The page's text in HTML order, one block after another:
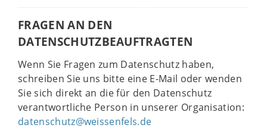
FRAGEN AN DEN
DATENSCHUTZBEAUFTRAGTEN
Wenn Sie Fragen zum Datenschutz haben,
schreiben Sie uns bitte eine E-Mail oder wenden
Sie sich direkt an die für den Datenschutz
verantwortliche Person in unserer Organisation:
datenschutz@weissenfels.de